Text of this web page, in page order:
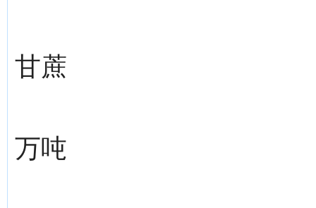
甘蔗
万吨